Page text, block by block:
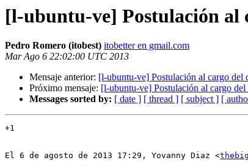
[l-ubuntu-ve] Postulación al
Pedro Romero (itobest) itobetter en gmail.com
Mar Ago 6 22:02:00 UTC 2013
Mensaje anterior: [l-ubuntu-ve] Postulación al cargo
Próximo mensaje: [l-ubuntu-ve] Postulación al cargo
Messages sorted by: [ date ] [ thread ] [ subject ] [
+1
El 6 de agosto de 2013 17:29, Yovanny Diaz <